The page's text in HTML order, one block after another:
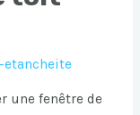
une fenêtre de